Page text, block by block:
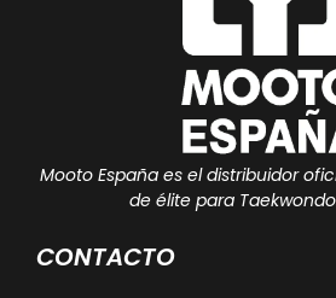
Mooto España es el distribuidor
de élite para
CONTACTO